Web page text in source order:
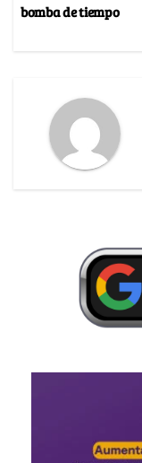
bomba de tiempo